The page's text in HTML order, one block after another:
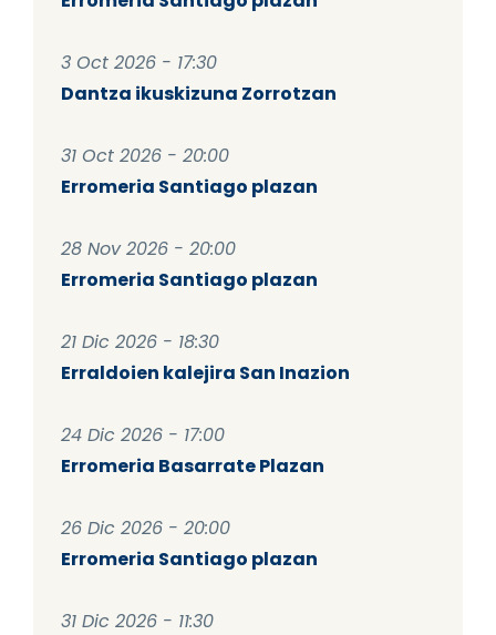
3 Oct 2026 - 17:30
Dantza ikuskizuna Zorrotzan
31 Oct 2026 - 20:00
Erromeria Santiago plazan
28 Nov 2026 - 20:00
Erromeria Santiago plazan
21 Dic 2026 - 18:30
Erraldoien kalejira San Inazion
24 Dic 2026 - 17:00
Erromeria Basarrate Plazan
26 Dic 2026 - 20:00
Erromeria Santiago plazan
31 Dic 2026 - 11:30